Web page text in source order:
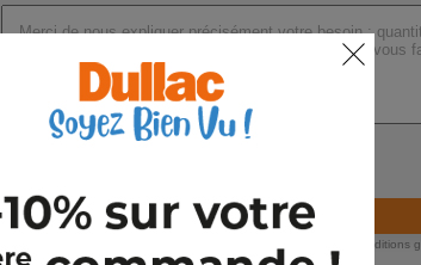
Valider la demande de devis
En nous envoyant votre demande de devis, vous acceptez nos conditions
et notre politique de confidentialité des données.